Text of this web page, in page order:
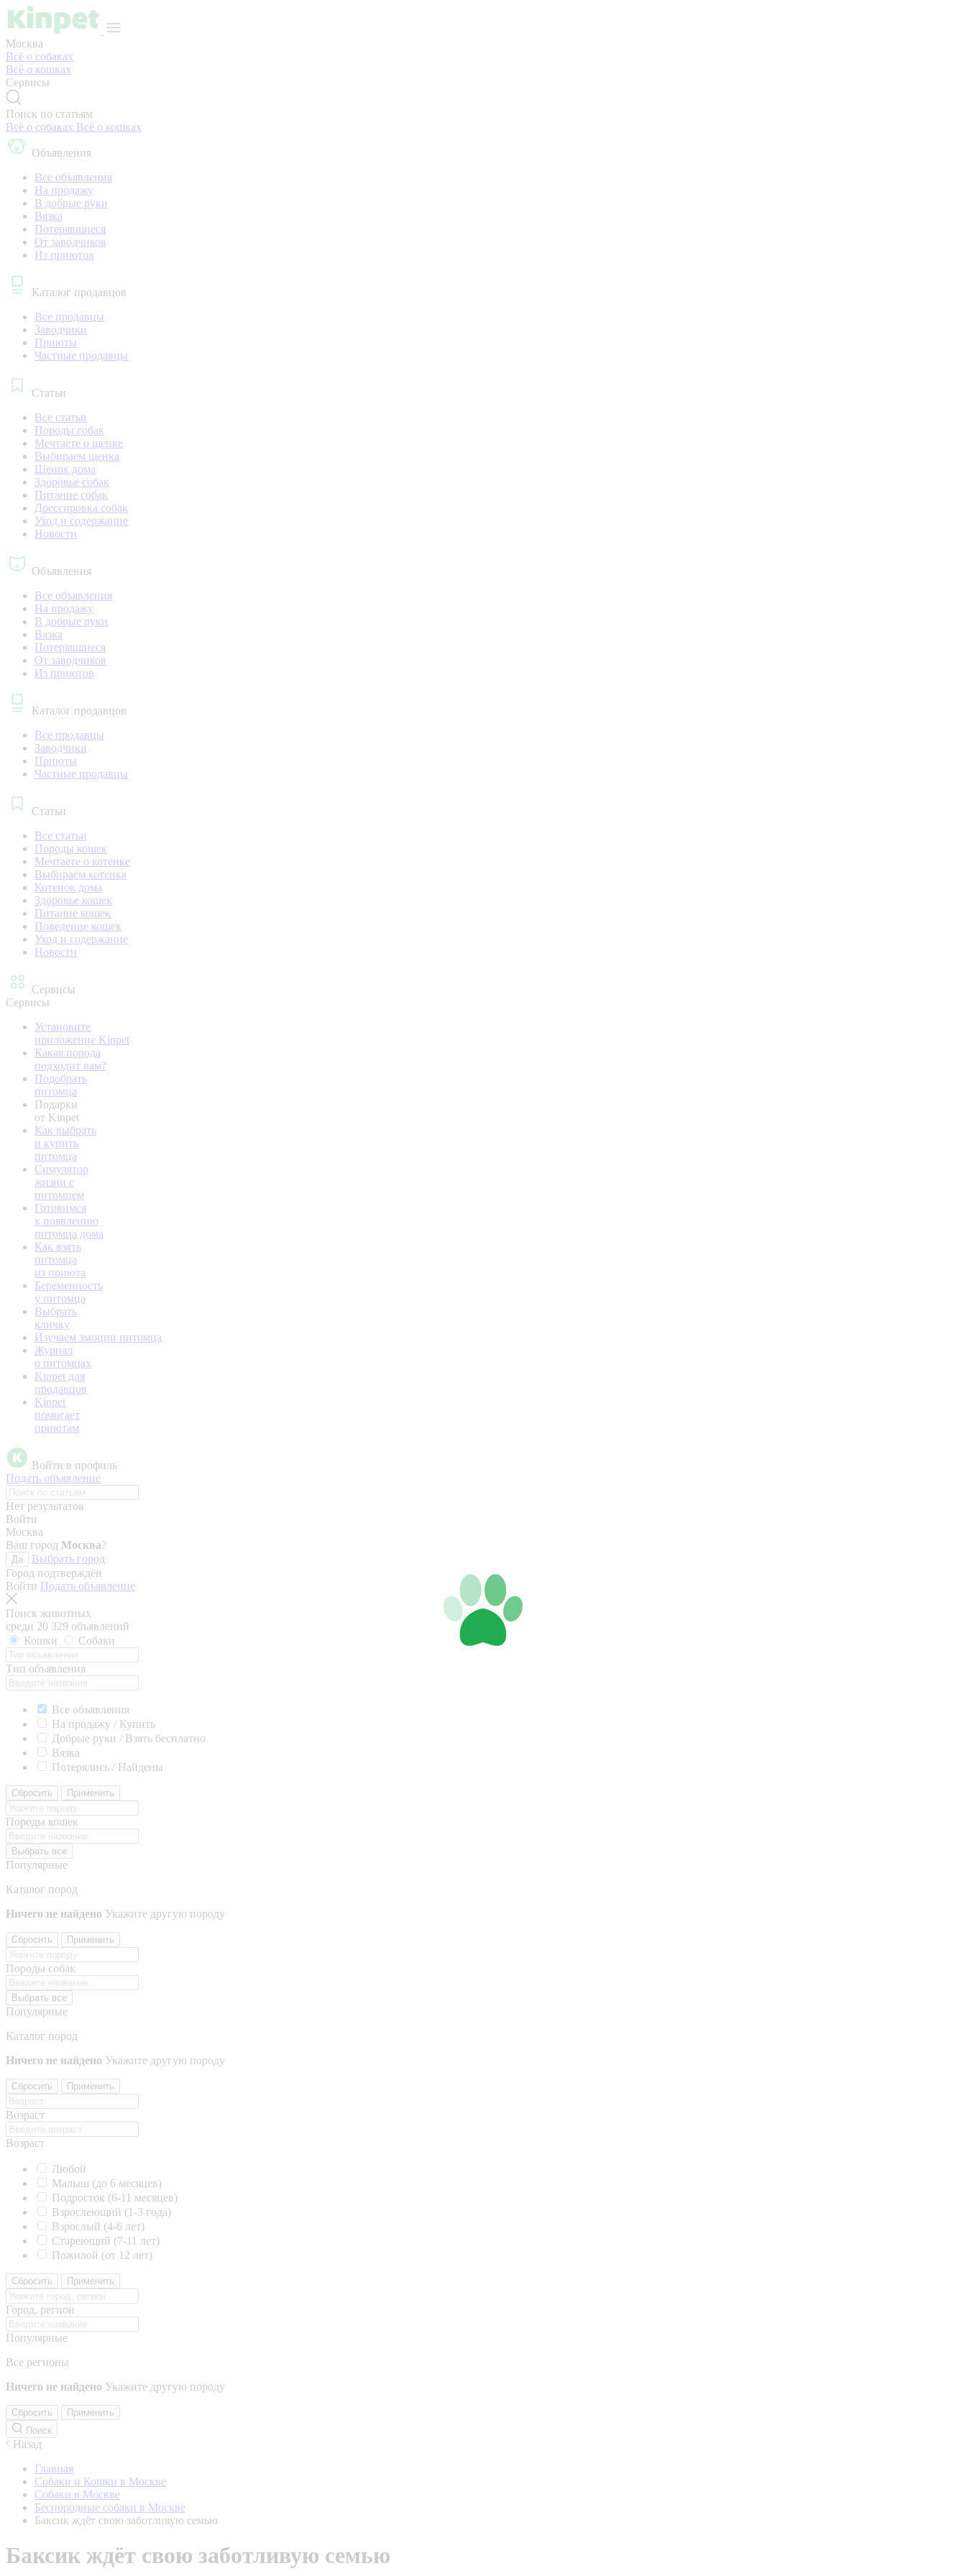
Москва
Всё о собаках
Всё о кошках
Сервисы
Поиск по статьям
Всё о собаках Всё о кошках
Объявления
Все объявления
На продажу
В добрые руки
Вязка
Потерявшиеся
От заводчиков
Из приютов
Каталог продавцов
Все продавцы
Заводчики
Приюты
Частные продавцы
Статьи
Все статьи
Породы собак
Мечтаете о щенке
Выбираем щенка
Щенок дома
Здоровье собак
Питание собак
Дрессировка собак
Уход и содержание
Новости
Объявления
Все объявления
На продажу
В добрые руки
Вязка
Потерявшиеся
От заводчиков
Из приютов
Каталог продавцов
Все продавцы
Заводчики
Приюты
Частные продавцы
Статьи
Все статьи
Породы кошек
Мечтаете о котенке
Выбираем котенка
Котенок дома
Здоровье кошек
Питание кошек
Поведение кошек
Уход и содержание
Новости
Сервисы
Сервисы
Установите
приложение Kinpet
Какая порода
подходит вам?
Подобрать
питомца
Подарки
от Kinpet
Как выбрать
и купить
питомца
Симулятор
жизни с
питомцем
Готовимся
к появлению
питомца дома
Как взять
питомца
из приюта
Беременность
у питомца
Выбрать
кличку
Изучаем эмоции питомца
Журнал
о питомцах
Kinpet для
продавцов
Kinpet
помогает
приютам
Войти в профиль
Подать объявление
Нет результатов
Войти
Москва
Ваш город Москва?
Да
Выбрать город
Город подтверждён
Войти Подать объявление
Поиск животных
среди 20 329 объявлений
Кошки
Собаки
Тип объявления
Все объявления
На продажу / Купить
Добрые руки / Взять бесплатно
Вязка
Потерялись / Найдены
Сбросить Применить
Породы кошек
Выбрать все
Популярные
Каталог пород
Ничего не найдено Укажите другую породу
Сбросить Применить
Породы собак
Выбрать все
Популярные
Каталог пород
Ничего не найдено Укажите другую породу
Сбросить Применить
Возраст
Возраст
Любой
Малыш (до 6 месяцев)
Подросток (6-11 месяцев)
Взрослеющий (1-3 года)
Взрослый (4-6 лет)
Стареющий (7-11 лет)
Пожилой (от 12 лет)
Сбросить Применить
Город, регион
Популярные
Все регионы
Ничего не найдено Укажите другую породу
Сбросить
Применить
Поиск
Назад
Главная
Собаки и Кошки в Москве
Собаки в Москве
Беспородные собаки в Москве
Баксик ждёт свою заботливую семью
Баксик ждёт свою заботливую семью